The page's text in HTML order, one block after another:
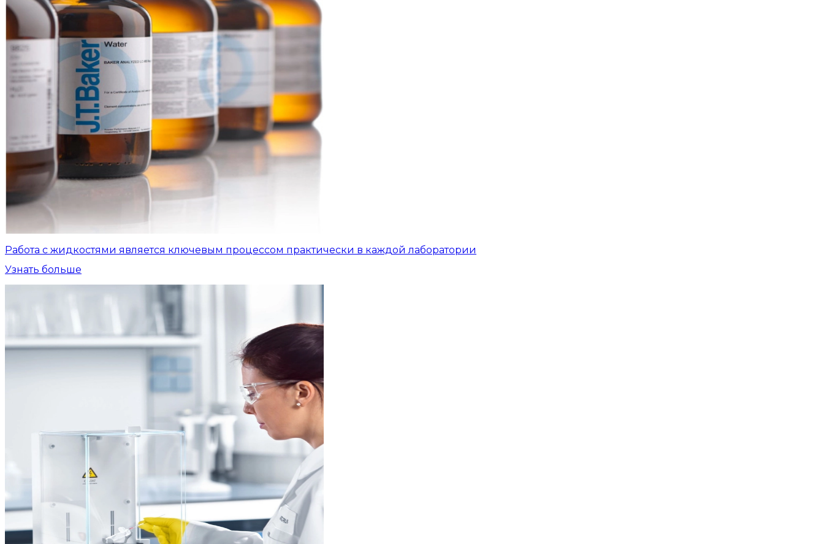
Работа с жидкостями является ключевым процессом практически в каждой лаборатории
Узнать больше